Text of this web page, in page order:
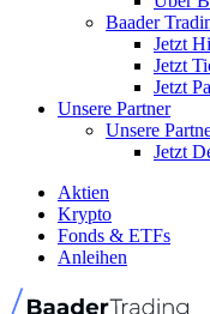
Baader
Jetzt
Jetzt
Jetzt
Unsere Partner
Unsere
Jetzt
Aktien
Krypto
Fonds & ETFs
Anleihen